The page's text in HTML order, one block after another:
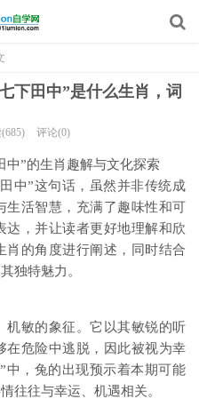
下田中”是什么生肖，词
评论(0)
中”的生肖趣解与文化探索
中”这句话，虽然并非传统成
生活智慧，充满了趣味性和可
达，并让读者更好地理解和欣
肖的角度进行阐述，同时结合
独特魅力。
机敏的象征。它以其敏锐的听
在危险中逃脱，因此被视为幸
中，兔的出现预示着本期可能
往往与幸运、机遇相关。